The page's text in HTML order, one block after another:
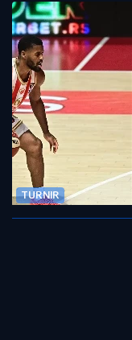
TURNIR